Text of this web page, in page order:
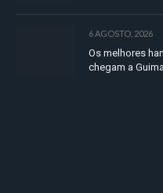
6 AGOSTO, 2026
Os melhores
chegam a